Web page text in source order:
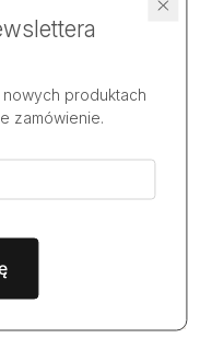
produktach
zamówienie.